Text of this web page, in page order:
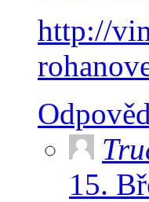
http://
15.